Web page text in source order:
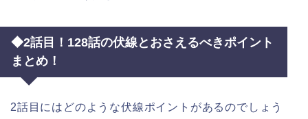
◆2話目！128話の伏線とおさえるべきポイント
まとめ！
2話目にはどのような伏線ポイントがあるのでしょう